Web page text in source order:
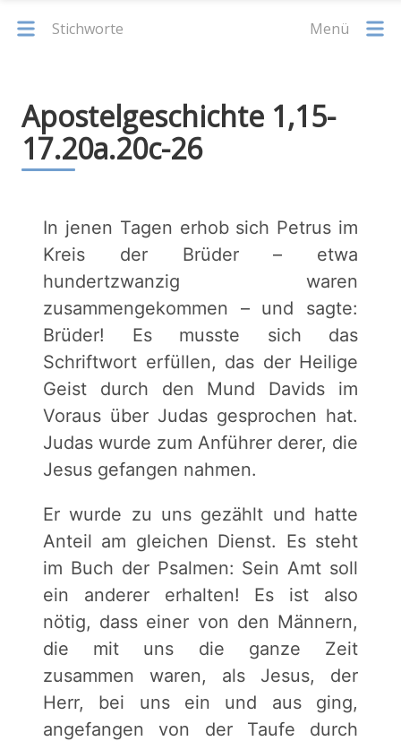
Stichworte Menü
Apostelgeschichte 1,15-
17.20a.20c-26
In jenen Tagen erhob sich Petrus im
Kreis der Brüder – etwa
hundertzwanzig waren
zusammengekommen – und sagte:
Brüder! Es musste sich das
Schriftwort erfüllen, das der Heilige
Geist durch den Mund Davids im
Voraus über Judas gesprochen hat.
Judas wurde zum Anführer derer, die
Jesus gefangen nahmen.
Er wurde zu uns gezählt und hatte
Anteil am gleichen Dienst. Es steht
im Buch der Psalmen: Sein Amt soll
ein anderer erhalten! Es ist also
nötig, dass einer von den Männern,
die mit uns die ganze Zeit
zusammen waren, als Jesus, der
Herr, bei uns ein und aus ging,
angefangen von der Taufe durch